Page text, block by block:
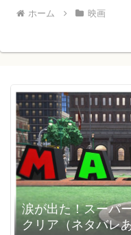
ホーム 映画
涙が出た！スーパ
クリア（ネタバレあ